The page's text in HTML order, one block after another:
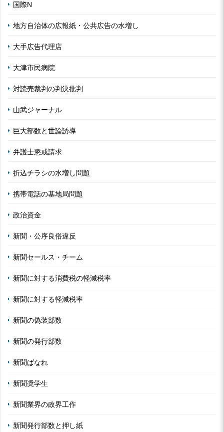
国際N
地方自治体の広報紙・公共広告の水増し
大手広告代理店
大津市民病院
対読売裁判の判決批判
山武ジャーナル
巨大部数と世論誘導
弁護士懲戒請求
折込チラシの水増し問題
携帯電話の基地局問題
政治資金
新聞・公序良俗違反
新聞セールス・チーム
新聞に対する消費税の軽減税率
新聞に対する軽減税率
新聞の偽装部数
新聞の発行部数
新聞ばなれ
新聞奨学生
新聞業界の政界工作
新聞発行部数と押し紙